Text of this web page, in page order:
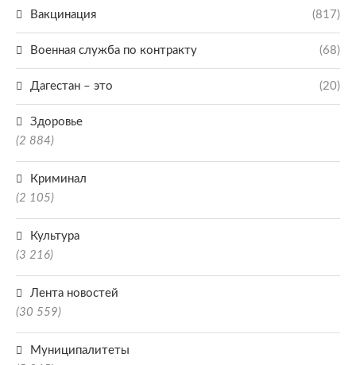
Вакцинация (817)
Военная служба по контракту (68)
Дагестан – это (20)
Здоровье
(2 884)
Криминал
(2 105)
Культура
(3 216)
Лента новостей
(30 559)
Муниципалитеты